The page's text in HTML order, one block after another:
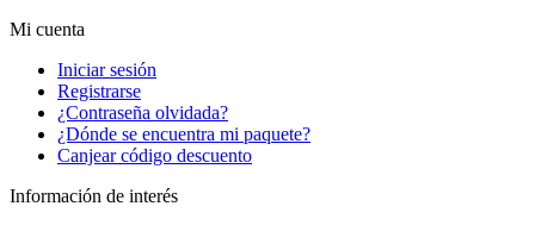
Mi cuenta
Iniciar sesión
Registrarse
¿Contraseña olvidada?
¿Dónde se encuentra mi paquete?
Canjear código descuento
Información de interés